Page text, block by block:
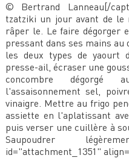
© Bertrand Lanneau[/
tzatziki un jour avant de le
râper le. Le faire dégorger
pressant dans ses mains
les deux types de yaourt
presse-ail, écraser une
concombre dégorgé
l'assaisonnement sel,
vinaigre. Mettre au frigo
assiette en l'aplatissant
puis verser une cuillère à
Saupoudrer
id="attachment_1351"